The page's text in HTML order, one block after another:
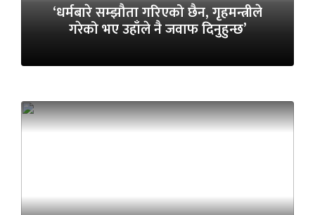
‘धर्मबारे सम्झौता गरिएको छैन, गृहमन्त्रीले
गरेको भए उहाँले नै जवाफ दिनुहुन्छ’